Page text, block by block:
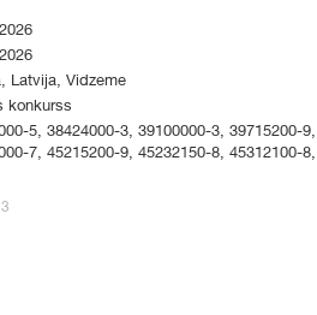
Latvija, Vidzeme
konkurss
5, 38424000-3, 39100000-3, 39715200-
7, 45215200-9, 45232150-8, 45312100-